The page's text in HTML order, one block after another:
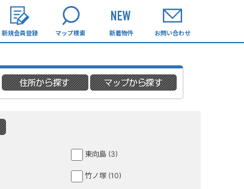
新規会員登録 マップ検索 新着物件 お問い合わせ
東向島 (3)
竹ノ塚 (10)